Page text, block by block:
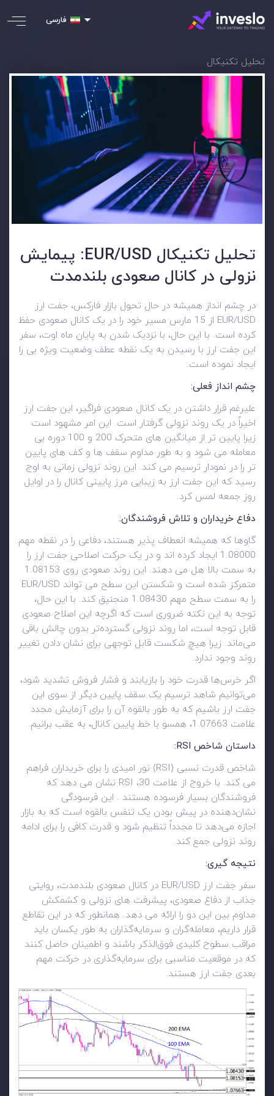
فارسی
تحلیل تکنیکال
تحلیل تکنیکال EUR/USD: پیمایش
نزولی در کانال صعودی بلندمدت
در چشم انداز همیشه در حال تحول بازار فارکس، جفت ارز
EUR/USD از 15 مارس مسیر خود را در یک کانال صعودی حفظ
کرده است. با این حال، با نزدیک شدن به پایان ماه اوت، سفر
این جفت ارز با رسیدن به یک نقطه عطف وضعیت ویژه یی را
ایجاد نموده است.
چشم انداز فعلی:
علیرغم قرار داشتن در یک کانال صعودی فراگیر، این جفت ارز
اخیراً در یک روند نزولی گرفتار است. این امر مشهود است
زیرا پایین تر از میانگین های متحرک 200 و 100 دوره یی
معامله می شود و به طور مداوم سقف ها و کف های پایین
تر را در نمودار ترسیم می کند. این روند نزولی زمانی به اوج
رسید که این جفت ارز به زیبایی مرز پایینی کانال را در اوایل
روز جمعه لمس کرد.
دفاع خریداران و تلاش فروشندگان:
گاوها که همیشه انعطاف پذیر هستند، دفاعی را در نقطه مهم
1.08000 ایجاد کرده اند و در یک حرکت اصلاحی جفت ارز را
به سمت بالا هل می دهند. این روند صعودی روی 1.08153
متمرکز شده است و شکستن این سطح می تواند EUR/USD
را به سمت سطح مهم 1.08430 منجنیق کند. با این حال،
توجه به این نکته ضروری است که اگرچه این اصلاح صعودی
قابل توجه است، اما روند نزولی گسترده‌تر بدون چالش باقی
می‌ماند. زیرا هیچ شکست قابل توجهی برای نشان دادن تغییر
روند وجود ندارد.
اگر خرس‌ها قدرت خود را بازیابند و فشار فروش تشدید شود،
می‌توانیم شاهد ترسیم یک سقف پایین دیگر از سوی این
جفت ارز باشیم که به طور بالقوه آن را برای آزمایش مجدد
علامت 1.07663، همسو با خط پایین کانال، به عقب برانیم.
داستان شاخص RSI:
شاخص قدرت نسبی (RSI) نور امیدی را برای خریداران فراهم
می کند. با خروج از علامت 30، RSI نشان می دهد که
فروشندگان بسیار فرسوده هستند . این فرسودگی
نشان‌دهنده در پیش بودن یک تنفس بالقوه است که به بازار
اجازه می‌دهد تا مجدداً تنظیم شود و قدرت کافی را برای ادامه
روند نزولی جمع کند.
نتیجه گیری:
سفر جفت ارز EUR/USD در کانال صعودی بلندمدت، روایتی
جذاب از دفاع صعودی، پیشرفت های نزولی و کشمکش
مداوم بین این دو را ارائه می دهد. همانطور که در این تقاطع
قرار داریم، معامله‌گران و سرمایه‌گذاران به طور یکسان باید
مراقب سطوح کلیدی فوق‌الذکر باشند و اطمینان حاصل کنند
که در موقعیت مناسبی برای سرمایه‌گذاری در حرکت مهم
بعدی جفت ارز هستند.